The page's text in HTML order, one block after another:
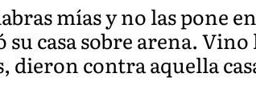
mías y no las pone
casa sobre arena.
dieron contra aquella